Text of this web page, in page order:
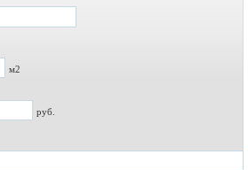
м2
руб.